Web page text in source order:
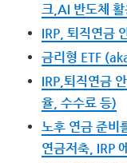
크,AI 반도체
IRP, 퇴직연금
금리형 ETF
IRP,퇴직연금
율, 수수료 등)
노후 연금 준비
연금저축, IRP